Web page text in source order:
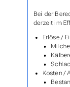
Bei der
derzeit im
Erlöse /
Kosten /